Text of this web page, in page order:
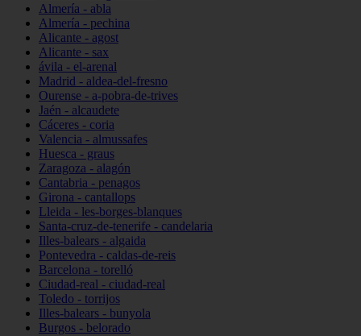
Almería - abla
Almería - pechina
Alicante - agost
Alicante - sax
ávila - el-arenal
Madrid - aldea-del-fresno
Ourense - a-pobra-de-trives
Jaén - alcaudete
Cáceres - coria
Valencia - almussafes
Huesca - graus
Zaragoza - alagón
Cantabria - penagos
Girona - cantallops
Lleida - les-borges-blanques
Santa-cruz-de-tenerife - candelaria
Illes-balears - algaida
Pontevedra - caldas-de-reis
Barcelona - torelló
Ciudad-real - ciudad-real
Toledo - torrijos
Illes-balears - bunyola
Burgos - belorado